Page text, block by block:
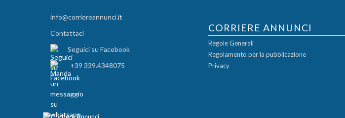
info@corriereannunci.it
Contattaci
Seguici su Facebook
+39 339.4348075
CORRIERE ANNUNCI
Regole Generali
Regolamento per la pubblicazione
Privacy